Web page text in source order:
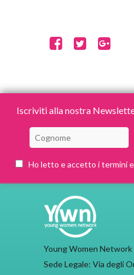
Iscriviti alla nostra
Ho letto e accetto i termini
Young Women Network
Sede Legale: Via degli